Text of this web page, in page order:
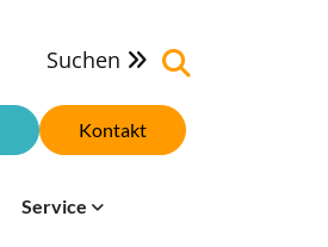
Suchen 
Kontakt
Service